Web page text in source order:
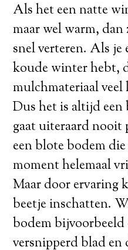
Als het een natte
maar wel warm, dan
snel verteren. Als je
koude winter hebt,
mulchmateriaal
Dus het is altijd een
gaat uiteraard
een blote bodem
moment helemaal
Maar door ervaring
beetje inschatten.
bodem bijvoorbeeld
versnipperd blad